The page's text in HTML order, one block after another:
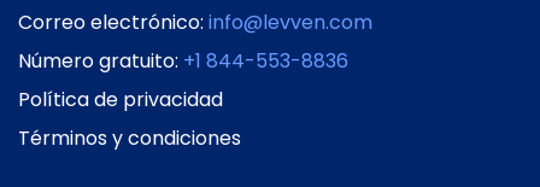
Correo electrónico: info@levven.com
Número gratuito: +1 844-553-8836
Política de privacidad
Términos y condiciones